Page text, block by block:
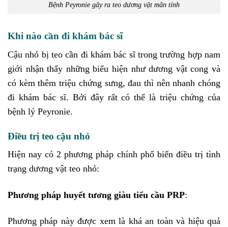
Bệnh Peyronie gây ra teo dương vật mãn tính
Khi nào cần đi khám bác sĩ
Cậu nhỏ bị teo cần đi khám bác sĩ trong trường hợp nam
giới nhận thấy những biểu hiện như dương vật cong và
có kèm thêm triệu chứng sưng, đau thì nên nhanh chóng
đi khám bác sĩ. Bởi đây rất có thể là triệu chứng của
bệnh lý Peyronie.
Điều trị teo cậu nhỏ
Hiện nay có 2 phương pháp chính phổ biến điều trị tình
trạng dương vật teo nhỏ:
Phương pháp huyết tương giàu tiểu cầu PRP:
Phương pháp này được xem là khá an toàn và hiệu quả